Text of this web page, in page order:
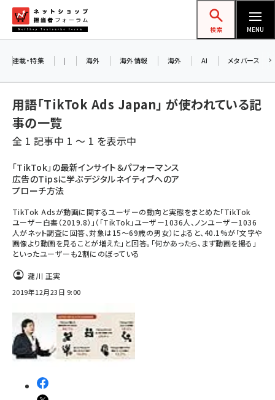
ン
ネットショップ担当者フォーラム
検索 MENU
amazon (2249)
yahoo (1901)
楽天 (1871)
ecbeing (1207)
アスクル (1119)
base (1077)
ビィ・フォアード (773)
revico (740)
連載・特集 | 海外 海外情報 海外 AI メタバース
用語「TikTok Ads Japan」 が使われている記
事の一覧
全 1 記事中 1 ～ 1 を表示中
「TikTok」の最新インサイト＆パフォーマンス
広告のTipsに学ぶデジタルネイティブへのア
プローチ方法
TikTok Adsが動画に関するユーザーの動向と実態をまとめた「TikTok
ユーザー白書（2019.8）」（「TikTok」ユーザー1036人、ノンユーザー1036
人がネット調査に回答、対象は15～69歳の男女）によると、40.1%が「文字や
画像より動画を見ることが増えた」と回答。「何かあったら、まず動画を撮る」
といったユーザーも2割にのぼっている
瀧川 正実
2019年12月23日 9:00